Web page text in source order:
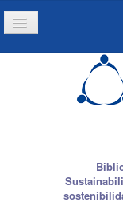
Toggle
Navigation